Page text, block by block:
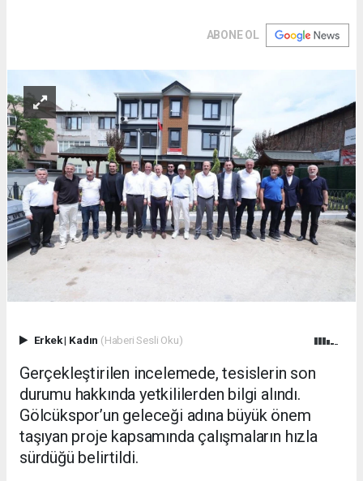
ABONE OL
Erkek| Kadın (Haberi Sesli Oku)
Gerçekleştirilen incelemede, tesislerin son
durumu hakkında yetkililerden bilgi alındı.
Gölcükspor’un geleceği adına büyük önem
taşıyan proje kapsamında çalışmaların hızla
sürdüğü belirtildi.